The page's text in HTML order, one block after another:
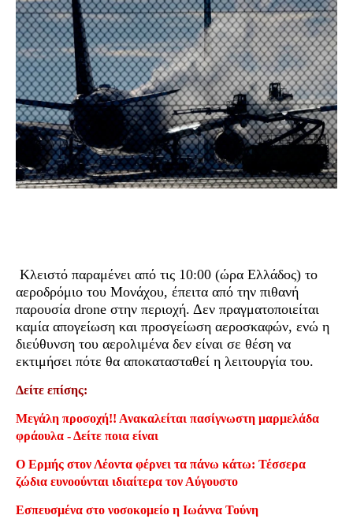
Κλειστό παραμένει από τις 10:00 (ώρα Ελλάδος) το
αεροδρόμιο του Μονάχου, έπειτα από την πιθανή
παρουσία drone στην περιοχή. Δεν πραγματοποιείται
καμία απογείωση και προσγείωση αεροσκαφών, ενώ η
διεύθυνση του αερολιμένα δεν είναι σε θέση να
εκτιμήσει πότε θα αποκατασταθεί η λειτουργία του.
Δείτε επίσης:
Μεγάλη προσοχή!! Ανακαλείται πασίγνωστη μαρμελάδα
φράουλα - Δείτε ποια είναι
Ο Ερμής στον Λέοντα φέρνει τα πάνω κάτω: Τέσσερα
ζώδια ευνοούνται ιδιαίτερα τον Αύγουστο
Εσπευσμένα στο νοσοκομείο η Ιωάννα Τούνη